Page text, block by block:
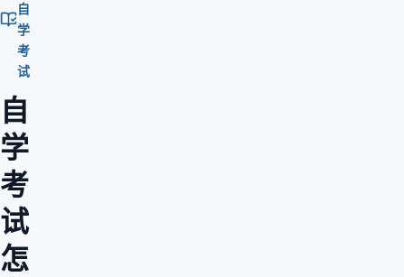
自
学
考
试
自
学
考
试
怎